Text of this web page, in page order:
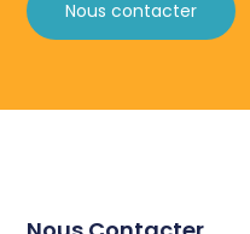
Nous contacter